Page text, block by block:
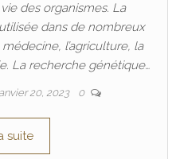
des organismes. La
dans de nombreux
l’agriculture, la
La recherche génétique…
20, 2023 0
suite